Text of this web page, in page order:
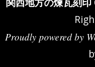
ョ
Proudly powered by